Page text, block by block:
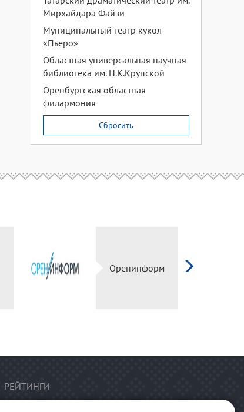
Мирхайдара Файзи
Муниципальный театр кукол
«Пьеро»
Областная универсальная научная
библиотека им. Н.К.Крупской
Оренбургская областная
филармония
Сбросить
Оренинформ
РЕЙТИНГИ